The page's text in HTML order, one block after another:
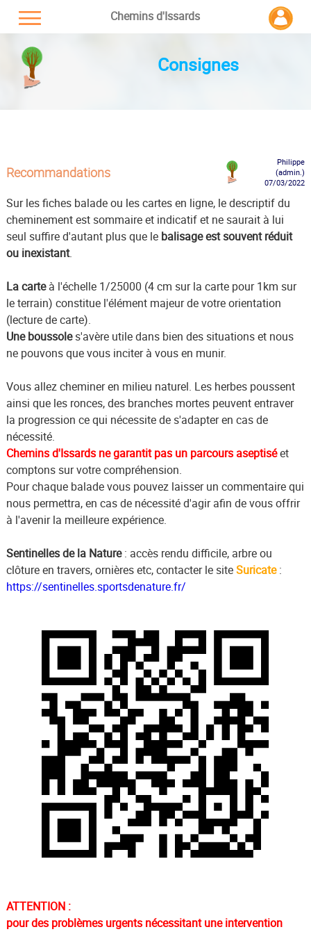
Chemins d'Issards
Consignes
Recommandations
Philippe
(admin.)
07/03/2022
Sur les fiches balade ou les cartes en ligne, le descriptif du
cheminement est sommaire et indicatif et ne saurait à lui
seul suffire d'autant plus que le balisage est souvent réduit
ou inexistant.
La carteà l'échelle 1/25000 (4 cm sur la carte pour 1km sur
le terrain) constitue l'élément majeur de votre orientation
(lecture de carte).
Une boussoles'avère utile dans bien des situations et nous
ne pouvons que vous inciter à vous en munir.
Vous allez cheminer en milieu naturel. Les herbes poussent
ainsi que les ronces, des branches mortes peuvent entraver
la progression ce qui nécessite de s'adapter en cas de
nécessité.
Chemins d'Issards ne garantit pas un parcours aseptiséet
comptons sur votre compréhension.
Pour chaque balade vous pouvez laisser un commentaire qui
nous permettra, en cas de nécessité d'agir afin de vous offrir
à l'avenir la meilleure expérience.
Sentinelles de la Nature: accès rendu difficile, arbre ou
clôture en travers, ornières etc, contacter le siteSuricate:
https://sentinelles.sportsdenature.fr/
ATTENTION :
pour des problèmes urgents nécessitant une intervention